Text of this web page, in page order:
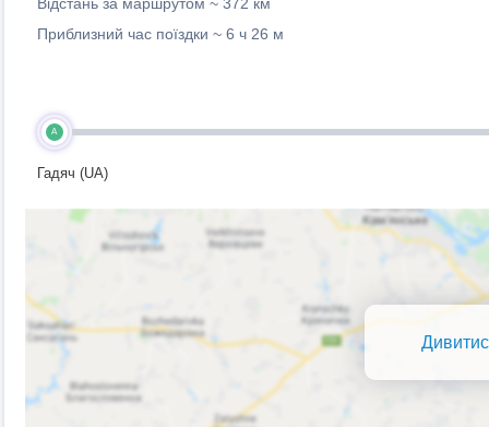
Приблизний час поїздки ~ 6 ч 26 м
A
Гадяч (UA)